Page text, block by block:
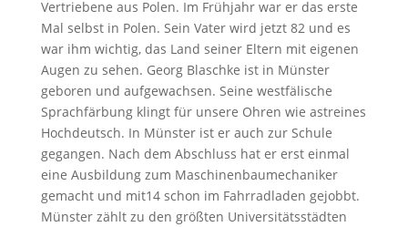
Vertriebene aus Polen. Im Frühjahr war er das erste
Mal selbst in Polen. Sein Vater wird jetzt 82 und es
war ihm wichtig, das Land seiner Eltern mit eigenen
Augen zu sehen. Georg Blaschke ist in Münster
geboren und aufgewachsen. Seine westfälische
Sprachfärbung klingt für unsere Ohren wie astreines
Hochdeutsch. In Münster ist er auch zur Schule
gegangen. Nach dem Abschluss hat er erst einmal
eine Ausbildung zum Maschinenbaumechaniker
gemacht und mit14 schon im Fahrradladen gejobbt.
Münster zählt zu den größten Universitätsstädten